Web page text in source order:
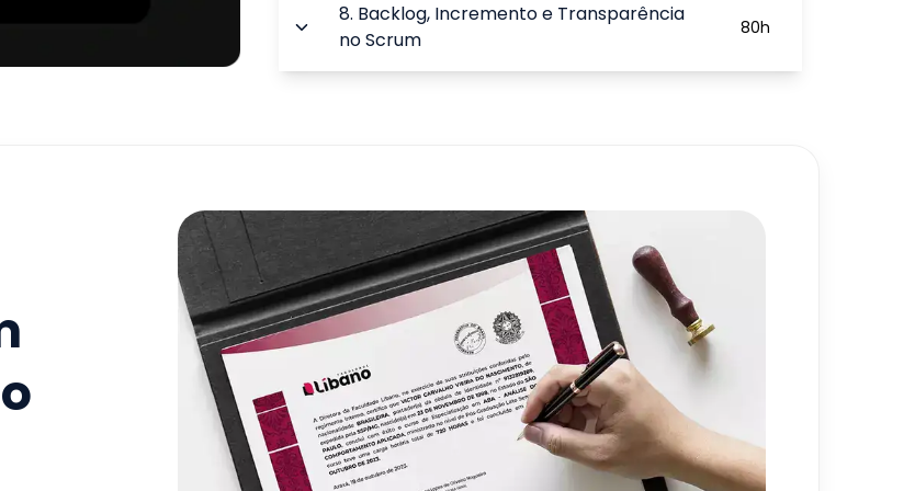
8. Backlog, Incremento e Transparência
no Scrum
80h